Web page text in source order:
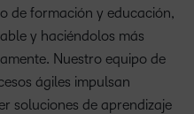
de formación y educación,
y haciéndolos más
Nuestro equipo de
ágiles impulsan
soluciones de aprendizaje